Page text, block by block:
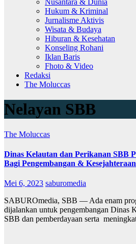
Hukum & Kriminal
Jurnalisme Aktivis
Wisata & Budaya
Hiburan & Kesehatan
Konseling Rohani
Iklan Baris
Fhoto & Video
Redaksi
The Moluccas
Nelayan SBB
The Moluccas
Dinas Kelautan dan Perikanan SBB
Bagi Pengembangan &
Mei 6, 2023 saburomedia
SABUROmedia, SBB — Ada enam
dijalankan untuk pengembangan Dinas
SBB dan pemberdayaan serta